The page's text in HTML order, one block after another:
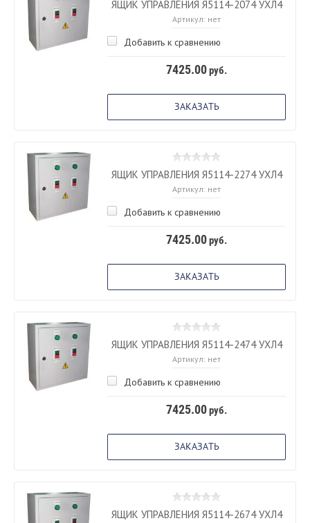
ЯЩИК УПРАВЛЕНИЯ Я5114-2074 УХЛ4
Артикул: нет
Добавить к сравнению
7425.00руб.
ЗАКАЗАТЬ
ЯЩИК УПРАВЛЕНИЯ Я5114-2274 УХЛ4
Артикул: нет
Добавить к сравнению
7425.00руб.
ЗАКАЗАТЬ
ЯЩИК УПРАВЛЕНИЯ Я5114-2474 УХЛ4
Артикул: нет
Добавить к сравнению
7425.00руб.
ЗАКАЗАТЬ
ЯЩИК УПРАВЛЕНИЯ Я5114-2674 УХЛ4